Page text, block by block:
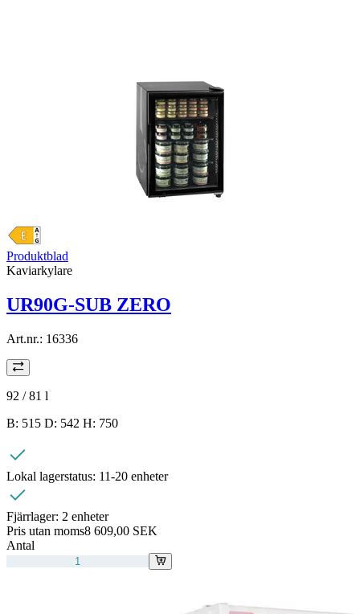
Produktblad
Kaviarkylare
UR90G-SUB ZERO
Art.nr.: 16336
92 / 81 l
B: 515 D: 542 H: 750
Lokal lagerstatus: 11-20 enheter
Fjärrlager: 2 enheter
Pris utan moms8 609,00 SEK
Antal